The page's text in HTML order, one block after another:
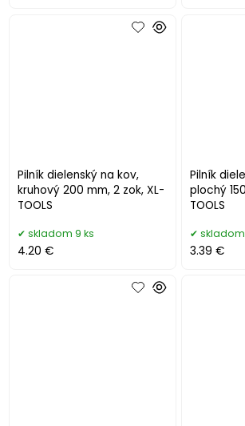
Pilník dielenský na kov,
kruhový 200 mm, 2 zok, XL-
TOOLS
skladom 9 ks
4.20 €
Pilník
plochý
TOOLS
skladom
3.39 €